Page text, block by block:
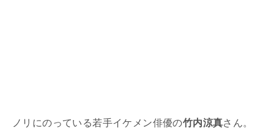
ノリにのっている若手イケメン俳優の竹内涼真さん。